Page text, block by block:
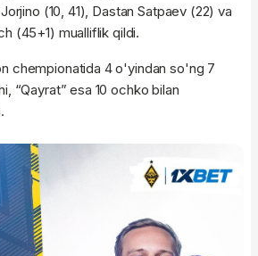
(10, 41), Dastan Satpaev (22) va
(45+1) mualliflik qildi.
chempionatida 4 o'yindan so'ng 7
“Qayrat” esa 10 ochko bilan